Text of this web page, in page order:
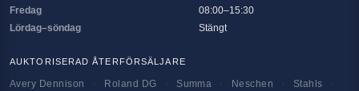
Fredag
08:00–15:30
Lördag–söndag
Stängt
AUKTORISERAD ÅTERFÖRSÄLJARE
Avery Dennison Roland DG Summa Neschen Stahls